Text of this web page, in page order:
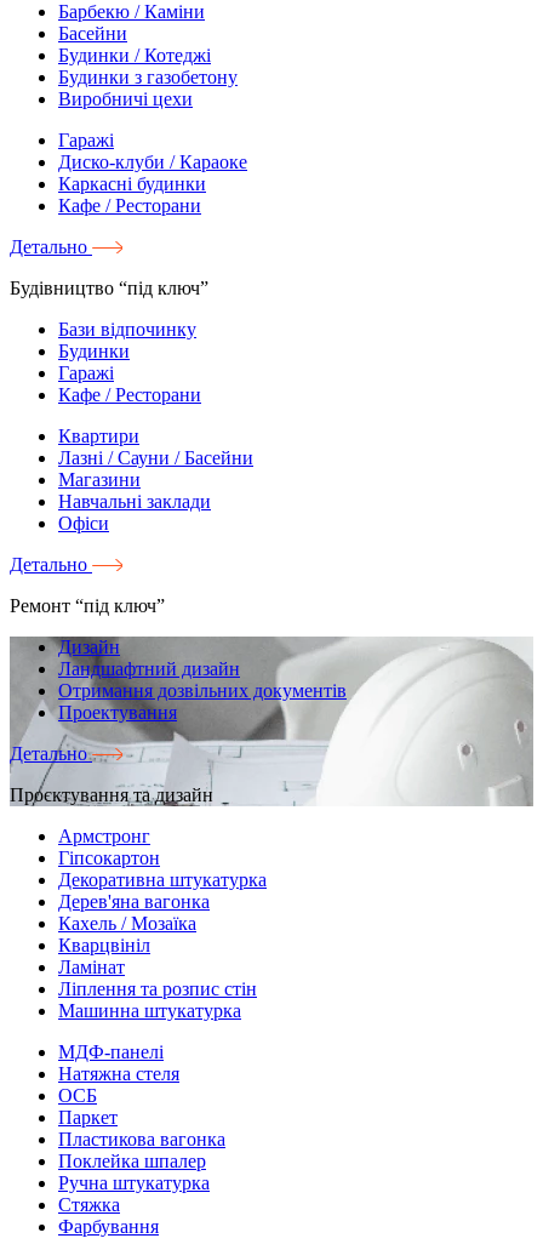
Барбекю / Каміни
Басейни
Будинки / Котеджі
Будинки з газобетону
Виробничі цехи
Гаражі
Диско-клуби / Караоке
Каркасні будинки
Кафе / Ресторани
Детально
Будівництво “під ключ”
Бази відпочинку
Будинки
Гаражі
Кафе / Ресторани
Квартири
Лазні / Сауни / Басейни
Магазини
Навчальні заклади
Офіси
Детально
Ремонт “під ключ”
Дизайн
Ландшафтний дизайн
Отримання дозвільних документів
Проектування
Детально
Проєктування та дизайн
Армстронг
Гіпсокартон
Декоративна штукатурка
Дерев'яна вагонка
Кахель / Мозаїка
Кварцвініл
Ламінат
Ліплення та розпис стін
Машинна штукатурка
МДФ-панелі
Натяжна стеля
ОСБ
Паркет
Пластикова вагонка
Поклейка шпалер
Ручна штукатурка
Стяжка
Фарбування